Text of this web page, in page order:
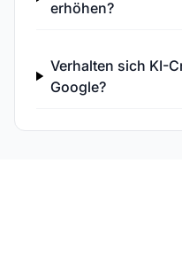
erhöhen?
Verhalten sich KI-
Google?